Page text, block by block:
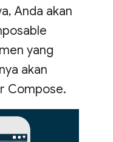
Anda akan
yang
akan
Compose.